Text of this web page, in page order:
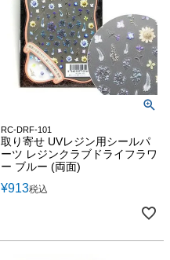
RC-DRF-101
取り寄せ UVレジン用シールパ
ーツ レジンクラブドライフラワ
ー ブルー (両面)
¥913税込